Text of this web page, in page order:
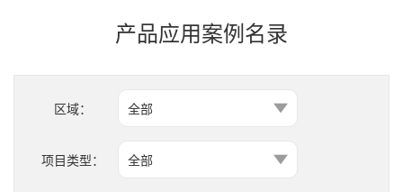
产品应用案例名录
区域： 全部
项目类型： 全部